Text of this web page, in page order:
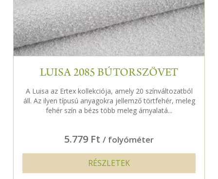
LUISA 2085 BÚTORSZÖVET
A Luisa az Ertex kollekciója, amely 20 színváltozatból
áll. Az ilyen típusú anyagokra jellemző törtfehér, meleg
fehér szín a bézs több meleg árnyalatá...
5.779 Ft / folyóméter
RÉSZLETEK